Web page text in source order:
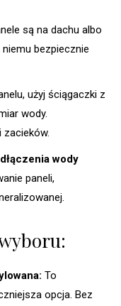
są na dachu albo
bezpiecznie
użyj ściągaczki z
wody.
wody
paneli,
To
opcja. Bez